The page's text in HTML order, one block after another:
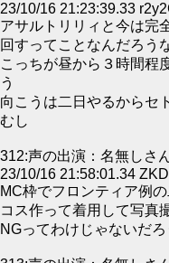
23/10/16 21:23:39.33
アサルトリリィと今は完
回すってことなんだろう
こっちが昼から３時間程
う
向こうは二日やるからセ
むし
312:声の出演：名無しさ
23/10/16 21:58:01.34
MC枠でフロンティア例
コス作って着用して写真
NGってわけじゃないだろ